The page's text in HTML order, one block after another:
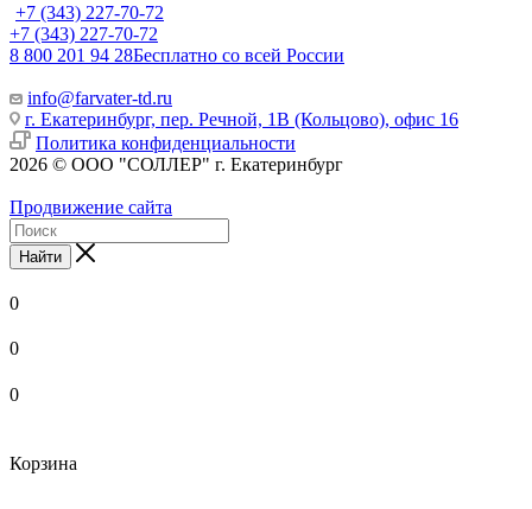
+7 (343) 227-70-72
+7 (343) 227-70-72
8 800 201 94 28Бесплатно со всей России
info@farvater-td.ru
г. Екатеринбург, пер. Речной, 1В (Кольцово), офис 16
Политика конфиденциальности
2026 © ООО "СОЛЛЕР" г. Екатеринбург
Продвижение сайта
Найти
0
0
0
Корзина